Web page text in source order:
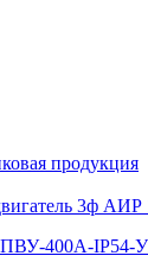
продукция
3ф
400А-IP54-